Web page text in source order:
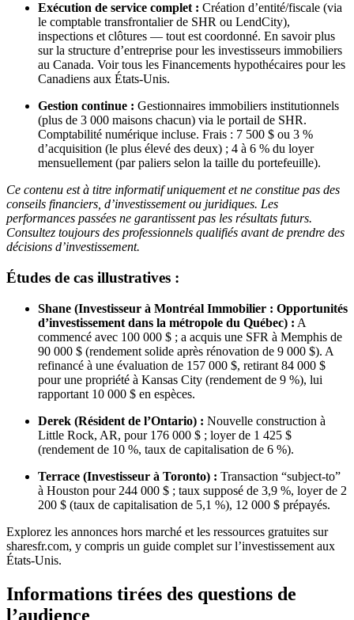
Exécution de service complet : Création d’entité/fiscale (via
le comptable transfrontalier de SHR ou LendCity),
inspections et clôtures — tout est coordonné. En savoir plus
sur la structure d’entreprise pour les investisseurs immobiliers
au Canada. Voir tous les Financements hypothécaires pour les
Canadiens aux États-Unis.
Gestion continue : Gestionnaires immobiliers institutionnels
(plus de 3 000 maisons chacun) via le portail de SHR.
Comptabilité numérique incluse. Frais : 7 500 $ ou 3 %
d’acquisition (le plus élevé des deux) ; 4 à 6 % du loyer
mensuellement (par paliers selon la taille du portefeuille).
Ce contenu est à titre informatif uniquement et ne constitue pas des
conseils financiers, d’investissement ou juridiques. Les
performances passées ne garantissent pas les résultats futurs.
Consultez toujours des professionnels qualifiés avant de prendre des
décisions d’investissement.
Études de cas illustratives :
Shane (Investisseur à Montréal Immobilier : Opportunités
d’investissement dans la métropole du Québec) : A
commencé avec 100 000 $ ; a acquis une SFR à Memphis de
90 000 $ (rendement solide après rénovation de 9 000 $). A
refinancé à une évaluation de 157 000 $, retirant 84 000 $
pour une propriété à Kansas City (rendement de 9 %), lui
rapportant 10 000 $ en espèces.
Derek (Résident de l’Ontario) : Nouvelle construction à
Little Rock, AR, pour 176 000 $ ; loyer de 1 425 $
(rendement de 10 %, taux de capitalisation de 6 %).
Terrace (Investisseur à Toronto) : Transaction “subject-to”
à Houston pour 244 000 $ ; taux supposé de 3,9 %, loyer de 2
200 $ (taux de capitalisation de 5,1 %), 12 000 $ prépayés.
Explorez les annonces hors marché et les ressources gratuites sur
sharesfr.com, y compris un guide complet sur l’investissement aux
États-Unis.
Informations tirées des questions de
l’audience